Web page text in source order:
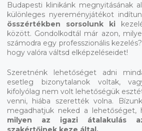
Budapesti klinikánk megnyitásának
különleges nyereményjátékot
összértékben sorsolunk ki
között. Gondolkodtál már azon,
számodra egy professzionális
hogy valóra váltsd elképzeléseidet!
Szeretnénk lehetőséget adni
esetleg bizonytalanok voltak,
kifolyólag nem volt lehetőségük
venni, hiába szerették volna.
megadhatjuk neked a lehetőséget,
milyen az igazi átalakulás